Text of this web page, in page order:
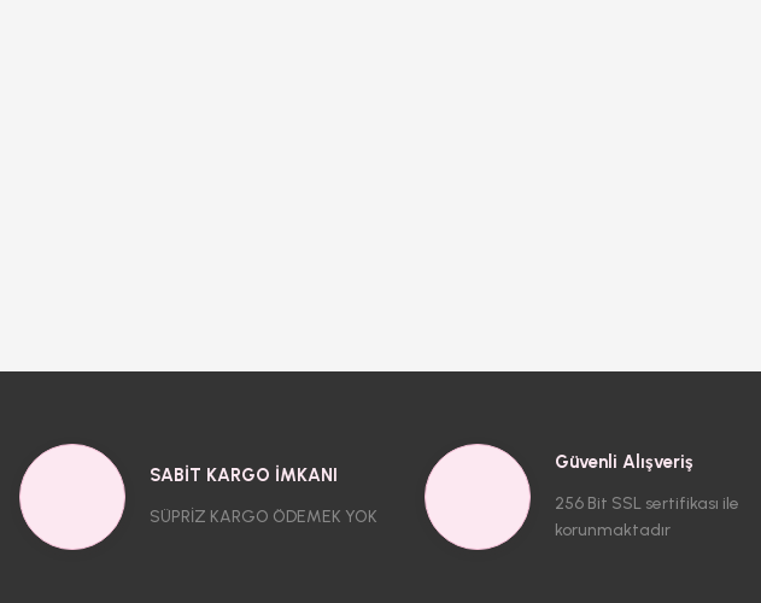
SABİT KARGO İMKANI
SÜPRİZ KARGO ÖDEMEK YOK
Güvenli Alışveriş
256 Bit SSL sertifikası ile
korunmaktadır